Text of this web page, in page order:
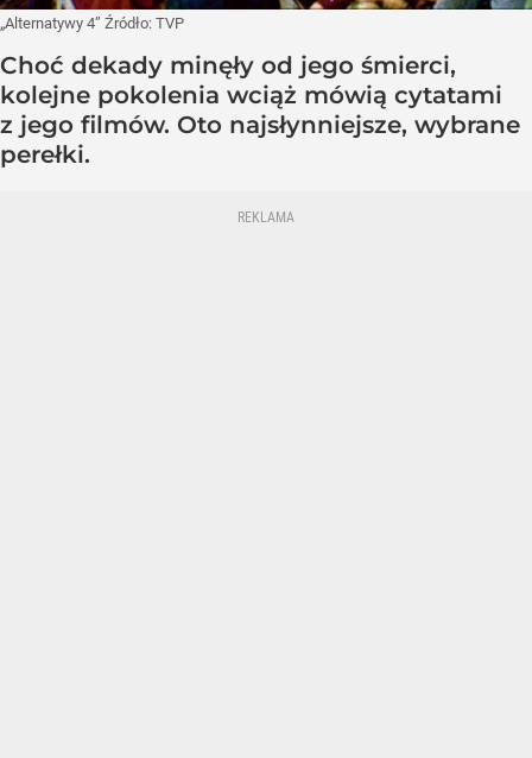
„Alternatywy 4” Źródło: TVP
Choć dekady minęły od jego śmierci,
kolejne pokolenia wciąż mówią cytatami
z jego filmów. Oto najsłynniejsze, wybrane
perełki.